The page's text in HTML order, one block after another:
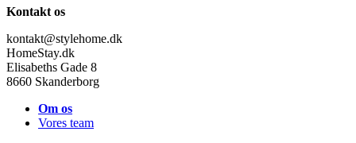
Kontakt os
kontakt@stylehome.dk
HomeStay.dk
Elisabeths Gade 8
8660 Skanderborg
Om os
Vores team